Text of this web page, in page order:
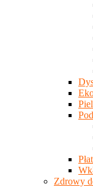
Zdrowy